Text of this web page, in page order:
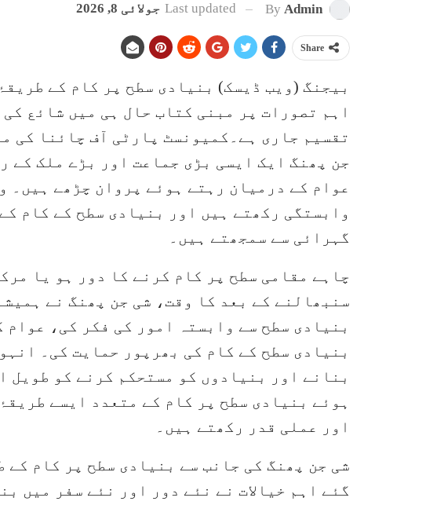
By Admin
Last updated جولائی 8, 2026
Share
بیجنگ (ویب ڈیسک) بنیادی سطح پر کام کے
اہم تصورات پر مبنی کتاب حال ہی میں شائع
تقسیم جاری ہے۔کمیونسٹ پارٹی آف چائنا کی
جن پھنگ ایک ایسی بڑی جماعت اور بڑے ملک کے
عوام کے درمیان رہتے ہوئے پروان چڑھے ہیں۔
وابستگی رکھتے ہیں اور بنیادی سطح کے کام
گہرائی سے سمجھتے ہیں۔
چاہے مقامی سطح پر کام کرنے کا دور ہو یا
سنبھالنے کے بعد کا وقت، شی جن پھنگ نے
بنیادی سطح سے وابستہ امور کی فکر کی، عوام
بنیادی سطح کے کام کی بھرپور حمایت کی۔
بنانے اور بنیادوں کو مستحکم کرنے کو طویل
ہوئے بنیادی سطح پر کام کے متعدد ایسے
اور عملی قدر رکھتے ہیں۔
شی جن پھنگ کی جانب سے بنیادی سطح پر کام کے
گئے اہم خیالات نے نئے دور اور نئے سفر میں